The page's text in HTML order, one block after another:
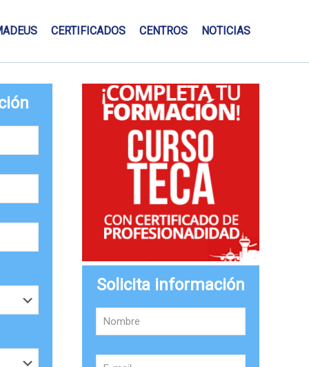
CERTIFICADOS CENTROS NOTICIAS
Solicita información